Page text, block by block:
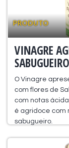
PRODUTO
VINAGRE
SABUGUEIRO
O Vinagre
com flores de
com notas
é agridoce com
sabugueiro.